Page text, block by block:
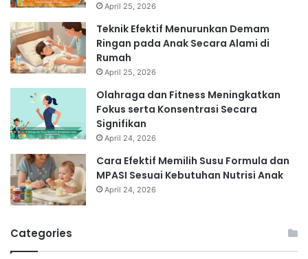
April 25, 2026
Teknik Efektif Menurunkan Demam
Ringan pada Anak Secara Alami di
Rumah
April 25, 2026
Olahraga dan Fitness Meningkatkan
Fokus serta Konsentrasi Secara
Signifikan
April 24, 2026
Cara Efektif Memilih Susu Formula dan
MPASI Sesuai Kebutuhan Nutrisi Anak
April 24, 2026
Categories